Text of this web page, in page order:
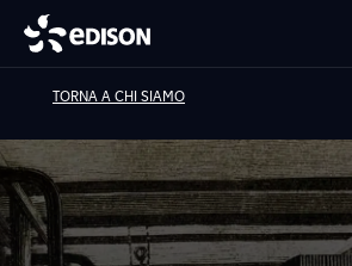
TORNA A CHI SIAMO